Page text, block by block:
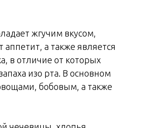
жгучим вкусом,
а также является
в отличие от которых
изо рта. В основном
бобовым, а также